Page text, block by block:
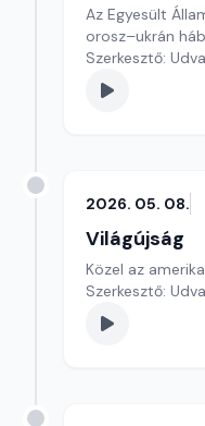
Az Egyesült
orosz–ukrán
Szerkesztő:
2026. 05. 08.
Világújság
Közel az
Szerkesztő: